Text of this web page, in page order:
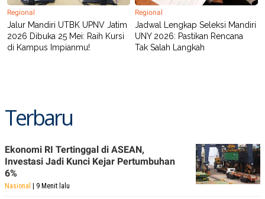
Regional
Jalur Mandiri UTBK UPNV Jatim
2026 Dibuka 25 Mei: Raih Kursi
di Kampus Impianmu!
Regional
Jadwal Lengkap Seleksi Mandiri
UNY 2026: Pastikan Rencana
Tak Salah Langkah
Terbaru
Ekonomi RI Tertinggal di ASEAN,
Investasi Jadi Kunci Kejar Pertumbuhan
6%
Nasional | 9 Menit lalu